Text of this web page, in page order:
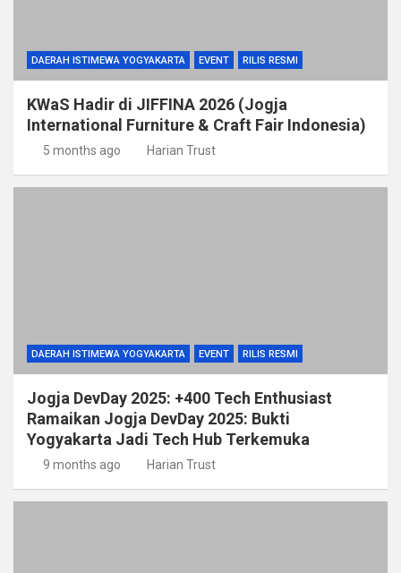
DAERAH ISTIMEWA YOGYAKARTA EVENT RILIS RESMI
KWaS Hadir di JIFFINA 2026 (Jogja
International Furniture & Craft Fair Indonesia)
5 months ago Harian Trust
DAERAH ISTIMEWA YOGYAKARTA EVENT RILIS RESMI
Jogja DevDay 2025: +400 Tech Enthusiast
Ramaikan Jogja DevDay 2025: Bukti
Yogyakarta Jadi Tech Hub Terkemuka
9 months ago Harian Trust